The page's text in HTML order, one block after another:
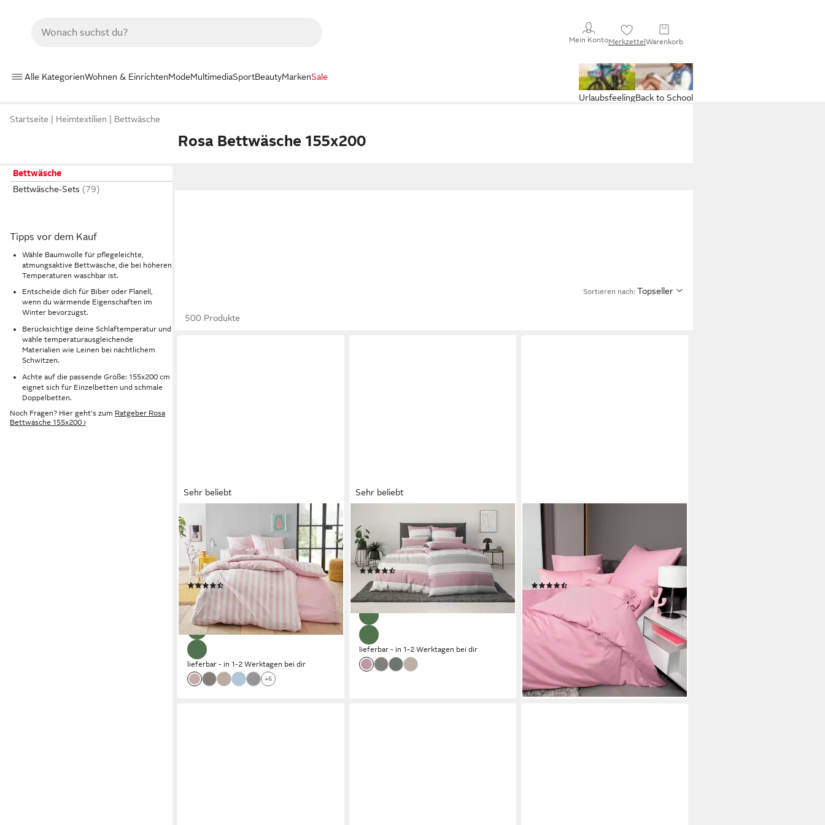
Mein KontoMerkzettelWarenkorb
Alle KategorienWohnen & EinrichtenModeMultimediaSportBeautyMarkenSale
Back to School
Urlaubsfeeling
Startseite Heimtextilien Bettwäsche
Rosa Bettwäsche 155x200
Bettwäsche
Bettwäsche-Sets
Tipps vor dem Kauf
Wähle Baumwolle für pflegeleichte,
atmungsaktive Bettwäsche, die bei höheren
Temperaturen waschbar ist.
Entscheide dich für Biber oder Flanell,
wenn du wärmende Eigenschaften im
Winter bevorzugst.
Berücksichtige deine Schlaftemperatur und
wähle temperaturausgleichende
Materialien wie Leinen bei nächtlichem
Schwitzen.
Achte auf die passende Größe: 155x200 cm
eignet sich für Einzelbetten und schmale
Doppelbetten.
Noch Fragen? Hier geht's zum Ratgeber Rosa
Bettwäsche 155x200 ›
Sortieren nach: Topseller
500 Produkte
Sehr beliebt
Wendebettwäsche Greta, Renforcé,
2 teilig, Bettwäsche mit Streifen in
verschiedenen Qualitäten, ab
135x200 cm
(2683)
ab 23,99 € UVP
-50%
lieferbar - in 1-2 Werktagen bei dir
+6
Sehr beliebt
Bettwäsche Yonne, Renforcé, 2 teilig,
in frischen Farben, gestreifte
Bettwäsche, ab Gr. 135x200 cm
(170)
ab 18,99 € UVP 41,99 €
-55%
lieferbar - in 1-2 Werktagen bei dir
JANINE
Bettwäsche Colors, Mako-Satin, 2
teilig, feinfädige uni Bettwäsche für
alle Jahreszeiten,
Markenreißverschluss
(664)
ab 59,95 € 79,95 €
-25%
lieferbar - in 3-4 Werktagen bei dir
+27